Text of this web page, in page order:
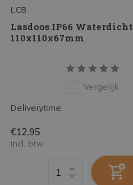
LCB
Lasdoos IP66 Waterdicht
110x110x67mm
Vergelijk
Deliverytime
€12,95
Incl. btw